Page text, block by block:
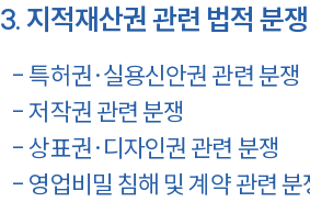
3.지적재산권 관련 법적 분쟁
- 특허권·실용신안권 관련 분쟁
-저작권 관련 분쟁
- 상표권·디자인권 관련 분쟁
- 영업비밀 침해 및 계약 관련 분